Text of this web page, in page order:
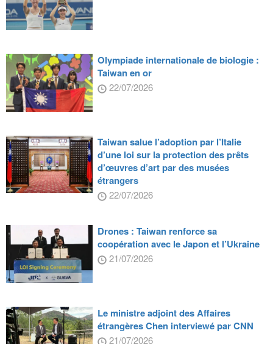
Olympiade internationale de biologie :
Taiwan en or
22/07/2026
Taiwan salue l’adoption par l’Italie
d’une loi sur la protection des prêts
d’œuvres d’art par des musées
étrangers
22/07/2026
Drones : Taiwan renforce sa
coopération avec le Japon et l’Ukraine
21/07/2026
Le ministre adjoint des Affaires
étrangères Chen interviewé par CNN
21/07/2026